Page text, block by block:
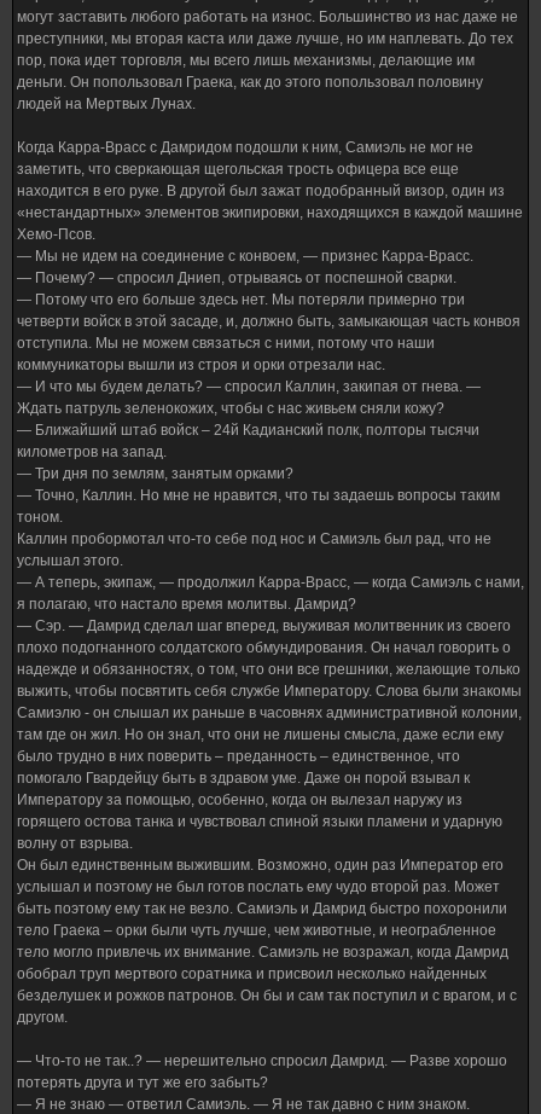
могут заставить любого работать на износ. Большинство из нас даже не
преступники, мы вторая каста или даже лучше, но им наплевать. До тех
пор, пока идет торговля, мы всего лишь механизмы, делающие им
деньги. Он попользовал Граека, как до этого попользовал половину
людей на Мертвых Лунах.
Когда Карра-Врасс с Дамридом подошли к ним, Самиэль не мог не
заметить, что сверкающая щегольская трость офицера все еще
находится в его руке. В другой был зажат подобранный визор, один из
«нестандартных» элементов экипировки, находящихся в каждой машине
Хемо-Псов.
— Мы не идем на соединение с конвоем, — признес Карра-Врасс.
— Почему? — спросил Дниеп, отрываясь от поспешной сварки.
— Потому что его больше здесь нет. Мы потеряли примерно три
четверти войск в этой засаде, и, должно быть, замыкающая часть конвоя
отступила. Мы не можем связаться с ними, потому что наши
коммуникаторы вышли из строя и орки отрезали нас.
— И что мы будем делать? — спросил Каллин, закипая от гнева. —
Ждать патруль зеленокожих, чтобы с нас живьем сняли кожу?
— Ближайший штаб войск – 24й Кадианский полк, полторы тысячи
километров на запад.
— Три дня по землям, занятым орками?
— Точно, Каллин. Но мне не нравится, что ты задаешь вопросы таким
тоном.
Каллин пробормотал что-то себе под нос и Самиэль был рад, что не
услышал этого.
— А теперь, экипаж, — продолжил Карра-Врасс, — когда Самиэль с нами,
я полагаю, что настало время молитвы. Дамрид?
— Сэр. — Дамрид сделал шаг вперед, выуживая молитвенник из своего
плохо подогнанного солдатского обмундирования. Он начал говорить о
надежде и обязанностях, о том, что они все грешники, желающие только
выжить, чтобы посвятить себя службе Императору. Слова были знакомы
Самиэлю - он слышал их раньше в часовнях административной колонии,
там где он жил. Но он знал, что они не лишены смысла, даже если ему
было трудно в них поверить – преданность – единственное, что
помогало Гвардейцу быть в здравом уме. Даже он порой взывал к
Императору за помощью, особенно, когда он вылезал наружу из
горящего остова танка и чувствовал спиной языки пламени и ударную
волну от взрыва.
Он был единственным выжившим. Возможно, один раз Император его
услышал и поэтому не был готов послать ему чудо второй раз. Может
быть поэтому ему так не везло. Самиэль и Дамрид быстро похоронили
тело Граека – орки были чуть лучше, чем животные, и неограбленное
тело могло привлечь их внимание. Самиэль не возражал, когда Дамрид
обобрал труп мертвого соратника и присвоил несколько найденных
безделушек и рожков патронов. Он бы и сам так поступил и с врагом, и с
другом.
— Что-то не так..? — нерешительно спросил Дамрид. — Разве хорошо
потерять друга и тут же его забыть?
— Я не знаю — ответил Самиэль. — Я не так давно с ним знаком.